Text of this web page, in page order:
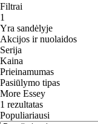
Filtrai
1
Yra sandėlyje
Akcijos ir nuolaidos
Serija
Kaina
Prieinamumas
Pasiūlymo tipas
More Essey
1 rezultatas
Populiariausi